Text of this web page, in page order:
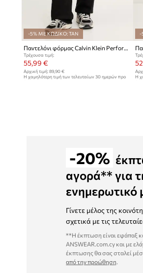
-5% ΜΕ ΚΩΔΙΚΟ: TAN
Παντελόνι φόρμας Calvin Klein Performance
Τρέχουσα τιμή:
55,99 €
Αρχική τιμή: 89,90 €
Η χαμηλότερη τιμή των τελευταίων 30 ημερών προ
-
Η
-20%
αγορά** για
ενημερωτικό
Γίνετε μέλος της
σχετικά με τις
**Η έκπτωση είναι εφάπαξ
ANSWEAR.com.cy και με
έκπτωσης θα σας σταλεί
από την προώθηση.